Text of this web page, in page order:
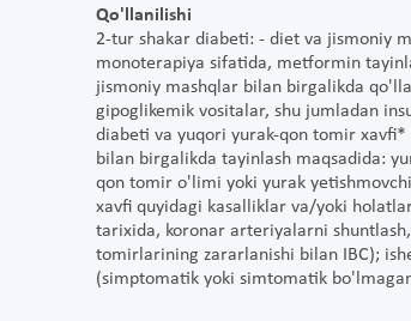
Qo'llanilishi
2-tur shakar diabeti: - diet va jismoniy
monoterapiya sifatida, metformin
jismoniy mashqlar bilan birgalikda
gipoglikemik vositalar, shu jumladan
diabeti va yuqori yurak-qon tomir
bilan birgalikda tayinlash maqsadida:
qon tomir o'limi yoki yurak
xavfi quyidagi kasalliklar va/yoki
tarixida, koronar arteriyalarni
tomirlarining zararlanishi bilan IBC);
(simptomatik yoki simtomatik